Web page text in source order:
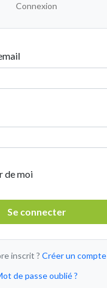
Connexion
de moi
inscrit ? Créer un compte
de passe oublié ?